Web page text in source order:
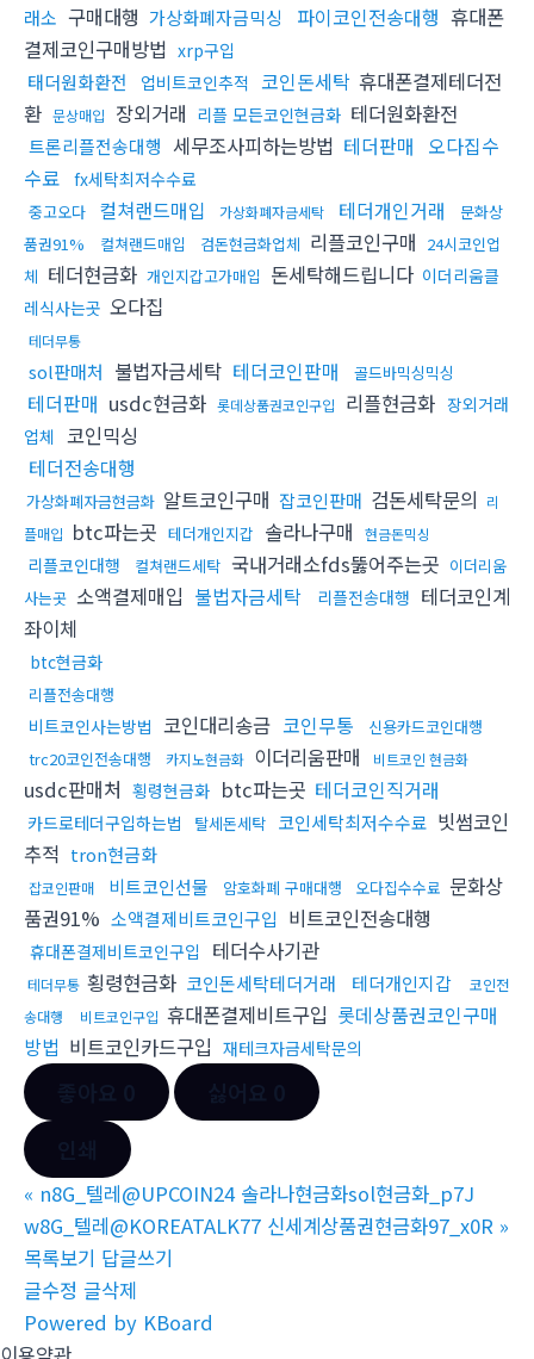
래소 구매대행 가상화폐자금믹싱 파이코인전송대행 휴대폰
결제코인구매방법 xrp구입
태더원화환전 업비트코인추적 코인돈세탁 휴대폰결제테더전
환 문상매입 장외거래 리플 모든코인현금화 테더원화환전
트론리플전송대행 세무조사피하는방법 테더판매 오다집수
수료 fx세탁최저수수료
중고오다 컬쳐랜드매입 가상화폐자금세탁 테더개인거래
문화상
품권91%
컬쳐랜드매입 검돈현금화업체 리플코인구매 24시코인업
체 테더현금화 개인지갑고가매입 돈세탁해드립니다 이더리움클
레식사는곳 오다집
테더무통
sol판매처 불법자금세탁 테더코인판매 골드바믹싱믹싱
테더판매 usdc현금화 롯데상품권코인구입 리플현금화 장외거래
업체 코인믹싱
테더전송대행
가상화폐자금현금화 알트코인구매 잡코인판매 검돈세탁문의 리
플매입 btc파는곳 테더개인지갑 솔라나구매 현금돈믹싱
리플코인대행 컬쳐랜드세탁 국내거래소fds뚫어주는곳 이더리움
사는곳 소액결제매입 불법자금세탁 리플전송대행 테더코인계
좌이체
btc현금화
리플전송대행
비트코인사는방법 코인대리송금 코인무통
신용카드코인대행
trc20코인전송대행
카지노현금화 이더리움판매 비트코인 현금화
usdc판매처 횡령현금화 btc파는곳 테더코인직거래
카드로테더구입하는법 탈세돈세탁 코인세탁최저수수료 빗썸코인
추적 tron현금화
잡코인판매 비트코인선물 암호화폐 구매대행 오다집수수료 문화상
품권91% 소액결제비트코인구입 비트코인전송대행
휴대폰결제비트코인구입 테더수사기관
테더무통 횡령현금화 코인돈세탁테더거래 테더개인지갑
코인전
송대행
비트코인구입 휴대폰결제비트구입 롯데상품권코인구매
방법 비트코인카드구입 재테크자금세탁문의
« n8G_텔레@UPCOIN24 솔라나현금화sol현금화_p7J
w8G_텔레@KOREATALK77 신세계상품권현금화97_x0R »
목록보기 답글쓰기
글수정 글삭제
Powered by KBoard